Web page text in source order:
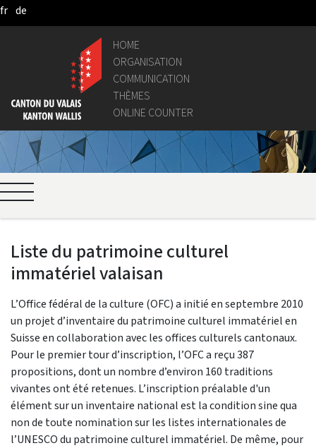
Skip to Main Content
fr de
HOME
ORGANISATION
COMMUNICATION
THÈMES
ONLINE COUNTER
Liste du patrimoine culturel
immatériel valaisan
L’Office fédéral de la culture (OFC) a initié en septembre 2010
un projet d’inventaire du patrimoine culturel immatériel en
Suisse en collaboration avec les offices culturels cantonaux.
Pour le premier tour d’inscription, l’OFC a reçu 387
propositions, dont un nombre d’environ 160 traditions
vivantes ont été retenues. L’inscription préalable d'un
élément sur un inventaire national est la condition sine qua
non de toute nomination sur les listes internationales de
l’UNESCO du patrimoine culturel immatériel. De même, pour